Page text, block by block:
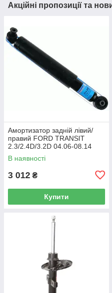
Акційні пропозиції та
Амортизатор задній лівий/
правий FORD TRANSIT
2.3/2.4D/3.2D 04.06-08.14
газомасляний (SACHS) OE
6C1118080BE
В наявності
3 012 ₴
Купити